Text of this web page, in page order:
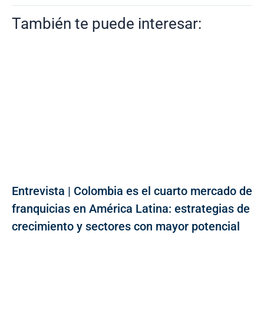
También te puede interesar:
Entrevista | Colombia es el cuarto mercado de
franquicias en América Latina: estrategias de
crecimiento y sectores con mayor potencial